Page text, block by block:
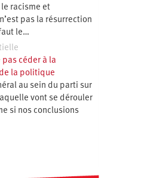
racisme et
pas la résurrection
le…
céder à la
la politique
au sein du parti sur
vont se dérouler
si nos conclusions